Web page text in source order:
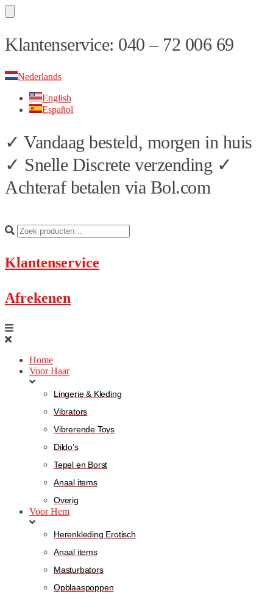
Skip
to
Skip
to
Klantenservice: 040 – 72 006 69
Nederlands
English
Español
✓ Vandaag besteld, morgen in huis
✓ Snelle Discrete verzending ✓
Achteraf betalen via Bol.com
Klantenservice
Afrekenen
Home
Voor Haar
Lingerie & Kleding
Vibrators
Vibrerende Toys
Dildo’s
Tepel en Borst
Anaal items
Overig
Voor Hem
Herenkleding Erotisch
Anaal items
Masturbators
Opblaaspoppen